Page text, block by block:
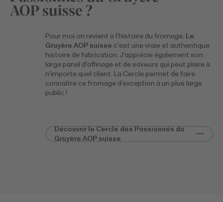
AOP suisse ?
Pour moi on revient à l'histoire du fromage, Le
Gruyère AOP suisse c'est une vraie et authentique
histoire de fabrication. J'apprécie également son
large panel d'affinage et de saveurs qui peut plaire à
n'importe quel client. La Cercle permet de faire
connaître ce fromage d’exception à un plus large
public !
Découvrir le Cercle des Passionnés du
Gruyère AOP suisse